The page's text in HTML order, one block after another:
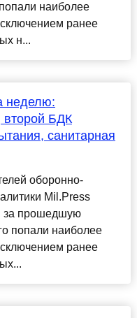
наиболее
ранее
н...
неделю:
второй БДК
санитарная
оборонно-
Mil.Press
за прошедшую
попали наиболее
ранее